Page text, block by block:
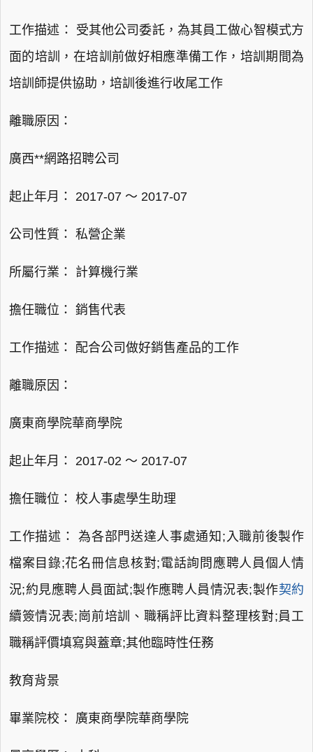
工作描述： 受其他公司委託，為其員工做心智模式方
面的培訓，在培訓前做好相應準備工作，培訓期間為
培訓師提供協助，培訓後進行收尾工作
離職原因：
廣西**網路招聘公司
起止年月： 2017-07 ～ 2017-07
公司性質： 私營企業
所屬行業： 計算機行業
擔任職位： 銷售代表
工作描述： 配合公司做好銷售產品的工作
離職原因：
廣東商學院華商學院
起止年月： 2017-02 ～ 2017-07
擔任職位： 校人事處學生助理
工作描述： 為各部門送達人事處通知;入職前後製作
檔案目錄;花名冊信息核對;電話詢問應聘人員個人情
況;約見應聘人員面試;製作應聘人員情況表;製作契約
續簽情況表;崗前培訓、職稱評比資料整理核對;員工
職稱評價填寫與蓋章;其他臨時性任務
教育背景
畢業院校： 廣東商學院華商學院